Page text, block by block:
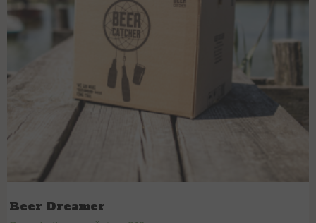
Beer Dreamer